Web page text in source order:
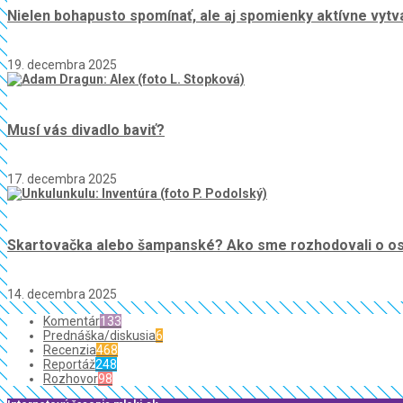
Nielen bohapusto spomínať, ale aj spomienky aktívne
19. decembra 2025
Musí vás divadlo baviť?
17. decembra 2025
Skartovačka alebo šampanské? Ako sme rozhodovali o
14. decembra 2025
Komentár133
Prednáška/diskusia6
Recenzia468
Reportáž248
Rozhovor98